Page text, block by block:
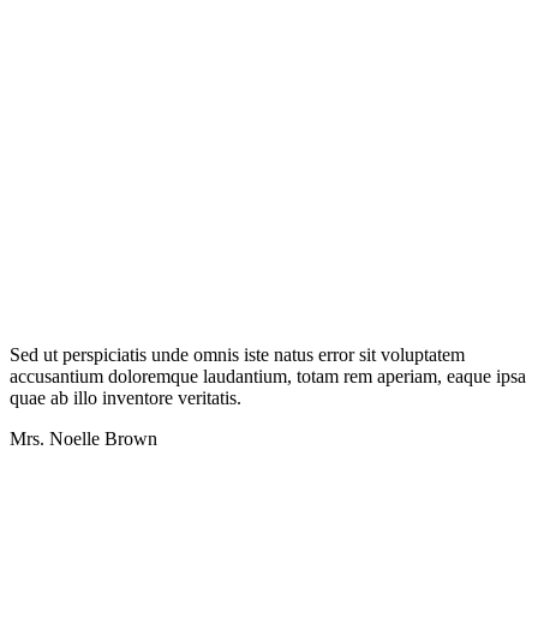
Sed ut perspiciatis unde omnis iste natus error sit voluptatem
accusantium doloremque laudantium, totam rem aperiam, eaque ipsa
quae ab illo inventore veritatis.
Mrs. Noelle Brown